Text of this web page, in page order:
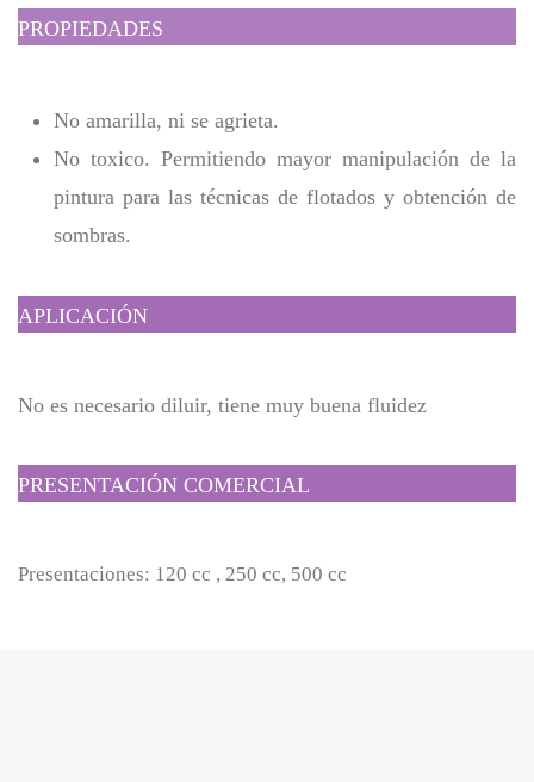
PROPIEDADES
No amarilla, ni se agrieta.
No toxico. Permitiendo mayor manipulación de la
pintura para las técnicas de flotados y obtención de
sombras.
APLICACIÓN
No es necesario diluir, tiene muy buena fluidez
PRESENTACIÓN COMERCIAL
Presentaciones: 120 cc , 250 cc, 500 cc